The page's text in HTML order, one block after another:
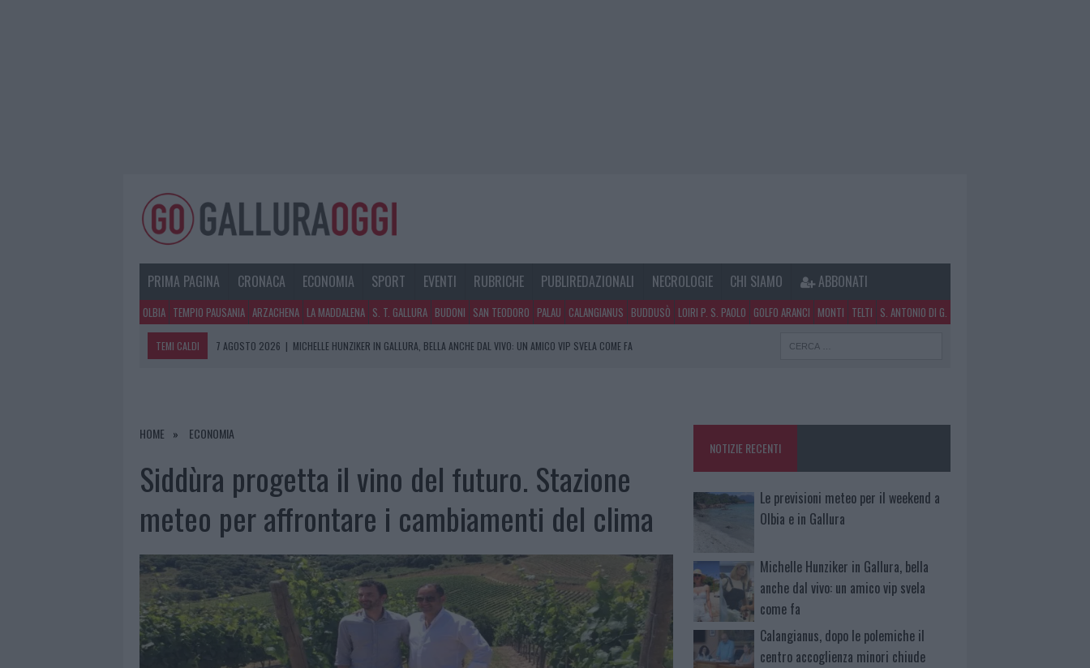
PRIMA PAGINA CRONACA ECONOMIA SPORT EVENTI RUBRICHE PUBLIREDAZIONALI NECROLOGIE CHI SIAMO ABBONATI
OLBIA TEMPIO PAUSANIA ARZACHENA LA MADDALENA S. T. GALLURA BUDONI SAN TEODORO PALAU CALANGIANUS BUDDUSÒ LOIRI P. S. PAOLO GOLFO ARANCI MONTI TELTI S. ANTONIO DI G.
TEMI CALDI 7 AGOSTO 2026 | MICHELLE HUNZIKER IN GALLURA, BELLA ANCHE DAL VIVO: UN AMICO VIP SVELA COME FA
7 AGOSTO 2026 |
HOME ECONOMIA
Siddùra progetta il vino del futuro. Stazione
meteo per affrontare i cambiamenti del clima
NOTIZIE RECENTI
Le previsioni meteo per il weekend a
Olbia e in Gallura
Michelle Hunziker in Gallura, bella
anche dal vivo: un amico vip svela
come fa
Calangianus, dopo le polemiche il
centro accoglienza minori chiude